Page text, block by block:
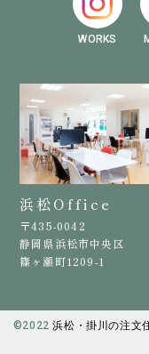
WORKS
浜松Office
〒435-0042
静岡県浜松市中央区
篠ヶ瀬町1209-1
©️2022 浜松・掛川の注文